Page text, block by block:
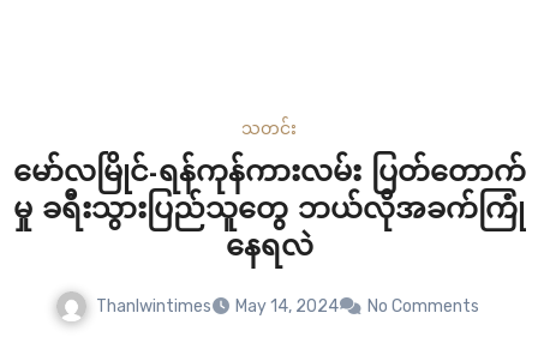
သတင်း
မော်လမြိုင်-ရန်ကုန်ကားလမ်း ပြတ်တောက်
မှု ခရီးသွားပြည်သူတွေ ဘယ်လိုအခက်ကြုံ
နေရလဲ
Thanlwintimes May 14, 2024 No Comments